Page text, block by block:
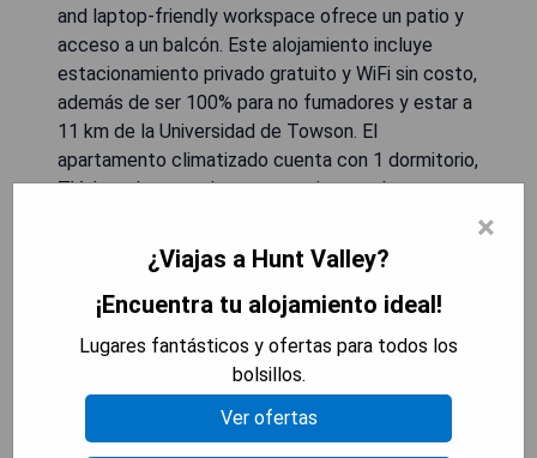
and laptop-friendly workspace ofrece un patio y
acceso a un balcón. Este alojamiento incluye
estacionamiento privado gratuito y WiFi sin costo,
además de ser 100% para no fumadores y estar a
11 km de la Universidad de Towson. El
apartamento climatizado cuenta con 1 dormitorio,
TV, área de comedor y una cocina totalmente
proporcionan toallas y ropa de cama, y para mayor
privacidad, la propiedad tiene entrada
independiente. Los huéspedes pueden disfrutar
de actividades como ciclismo en los alrededores
o relajarse en el jardín.
- Ubicación tranquila en una comunidad cerrada.
- Acceso gratuito a WiFi.
×
¿Viajas a Hunt Valley?
¡Encuentra tu alojamiento ideal!
Lugares fantásticos y ofertas para todos los
bolsillos.
Ver ofertas